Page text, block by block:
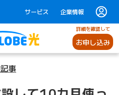
サービス 企業情報
詳細を確認して
お申し込み
事